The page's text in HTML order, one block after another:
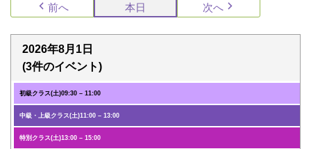
前へ 本日 次へ
2026年8月1日
(3件のイベント)
初級クラス(土)09:30 – 11:00
中級・上級クラス(土)11:00 – 13:00
特別クラス(土)13:00 – 15:00